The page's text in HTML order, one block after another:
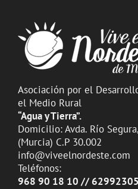
Asociación por el
el Medio Rural
“Agua y Tierra”.
Domicilio: Avda. Río
(Murcia) C.P 30.002
info@viveelnordeste.com
Teléfonos:
968 90 18 10 //